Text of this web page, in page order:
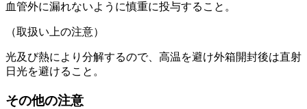
血管外に漏れないように慎重に投与すること。
（取扱い上の注意）
光及び熱により分解するので、高温を避け外箱開封後は直射
日光を避けること。
その他の注意